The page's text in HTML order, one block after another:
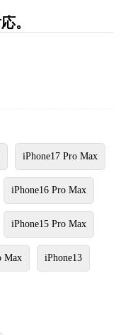
。
iPhone17 Pro Max
iPhone16 Pro Max
iPhone15 Pro Max
Max iPhone13